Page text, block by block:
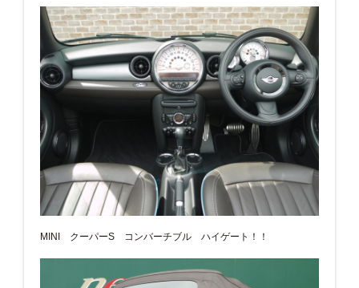
MINI クーパーS コンバーチブル ハイゲート！！